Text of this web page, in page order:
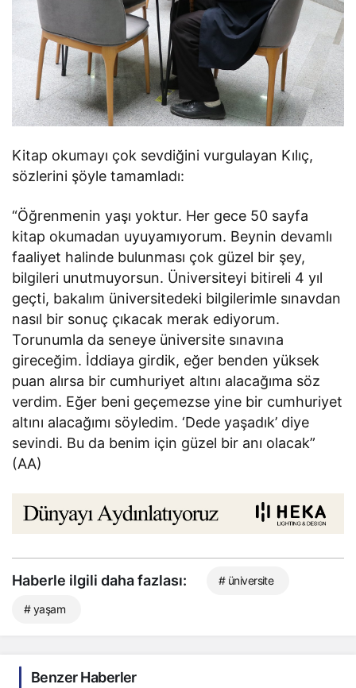
Kitap okumayı çok sevdiğini vurgulayan Kılıç,
sözlerini şöyle tamamladı:
“Öğrenmenin yaşı yoktur. Her gece 50 sayfa
kitap okumadan uyuyamıyorum. Beynin devamlı
faaliyet halinde bulunması çok güzel bir şey,
bilgileri unutmuyorsun. Üniversiteyi bitireli 4 yıl
geçti, bakalım üniversitedeki bilgilerimle sınavdan
nasıl bir sonuç çıkacak merak ediyorum.
Torunumla da seneye üniversite sınavına
gireceğim. İddiaya girdik, eğer benden yüksek
puan alırsa bir cumhuriyet altını alacağıma söz
verdim. Eğer beni geçemezse yine bir cumhuriyet
altını alacağımı söyledim. ‘Dede yaşadık’ diye
sevindi. Bu da benim için güzel bir anı olacak”
(AA)
Haberle ilgili daha fazlası: # üniversite
# yaşam
Benzer Haberler